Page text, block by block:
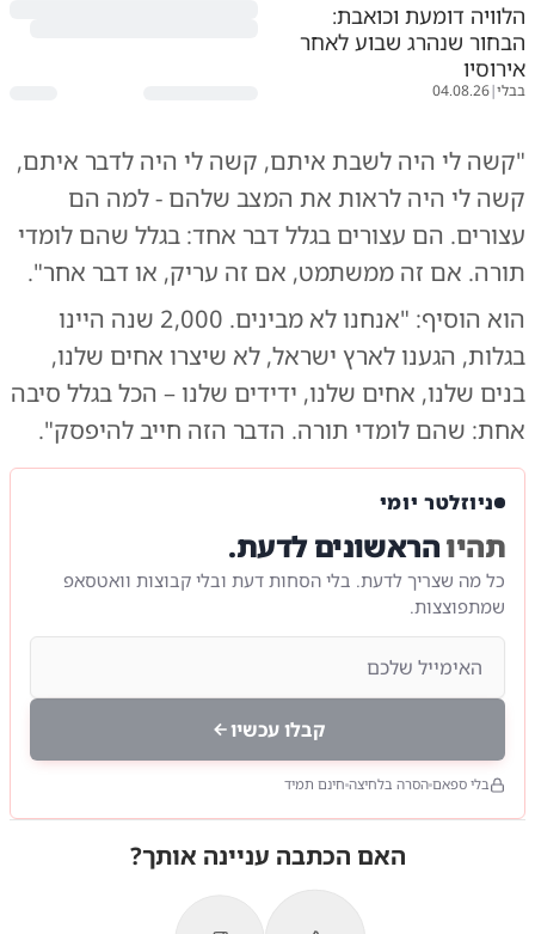
הלוויה דומעת וכואבת:
הבחור שנהרג שבוע לאחר
אירוסיו
בבלי|
04.08.26
"קשה לי היה לשבת איתם, קשה לי היה לדבר איתם,
קשה לי היה לראות את המצב שלהם - למה הם
עצורים. הם עצורים בגלל דבר אחד: בגלל שהם לומדי
תורה. אם זה ממשתמט, אם זה עריק, או דבר אחר".
הוא הוסיף: "אנחנו לא מבינים. 2,000 שנה היינו
בגלות, הגענו לארץ ישראל, לא שיצרו אחים שלנו,
בנים שלנו, אחים שלנו, ידידים שלנו – הכל בגלל סיבה
אחת: שהם לומדי תורה. הדבר הזה חייב להיפסק".
ניוזלטר יומי
תהיוהראשונים לדעת.
כל מה שצריך לדעת. בלי הסחות דעת ובלי קבוצות וואטסאפ
שמתפוצצות.
קבלו עכשיו
בלי ספאם הסרה בלחיצה חינם תמיד
האם הכתבה עניינה אותך?